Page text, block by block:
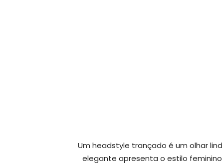
Um headstyle trançado é um olhar
elegante apresenta o estilo